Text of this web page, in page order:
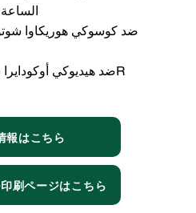
الساعة الثانية
報はこちら
刷ページはこちら